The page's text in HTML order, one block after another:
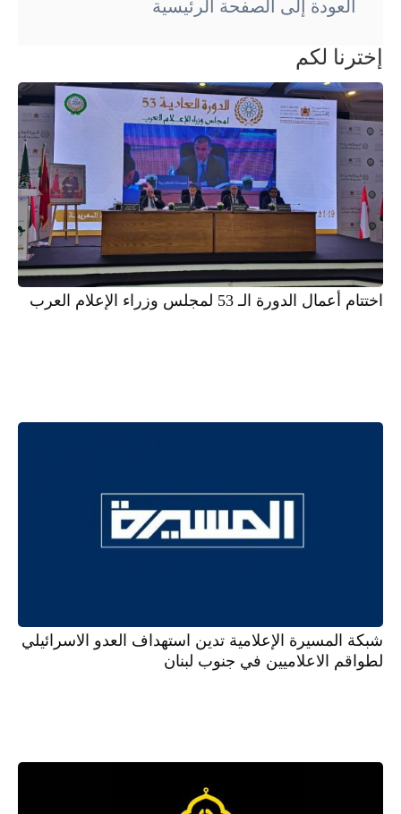
العودة إلى الصفحة الرئيسية
إخترنا لكم
اختتام أعمال الدورة الـ 53 لمجلس وزراء الإعلام العرب
شبكة المسيرة الإعلامية تدين استهداف العدو الاسرائيلي
لطواقم الاعلاميين في جنوب لبنان